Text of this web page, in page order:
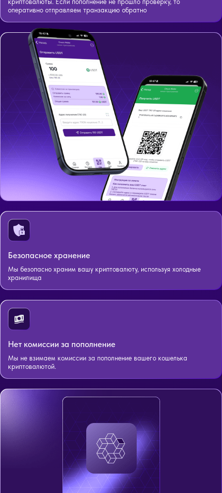
оперативно отправляем транзакцию обратно
Безопасное хранение
Мы безопасно храним вашу криптовалюту, используя холодные
хранилища
Нет комиссии за пополнение
Мы не взимаем комиссии за пополнение вашего кошелька
криптовалютой.